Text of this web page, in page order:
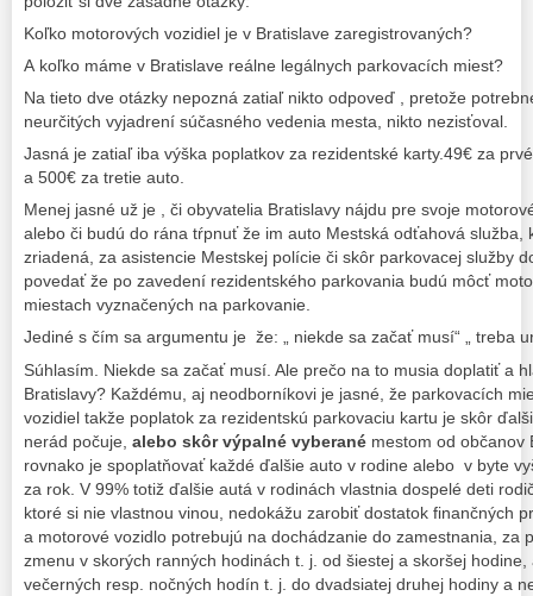
Koľko motorových vozidiel je v Bratislave zaregistrovaných?
A koľko máme v Bratislave reálne legálnych parkovacích miest?
Na tieto dve otázky nepozná zatiaľ nikto odpoveď , pretože
neurčitých vyjadrení súčasného vedenia mesta, nikto nezisťoval.
Jasná je zatiaľ iba výška poplatkov za rezidentské karty.49€ za
a 500€ za tretie auto.
Menej jasné už je , či obyvatelia Bratislavy nájdu pre svoje
alebo či budú do rána tŕpnuť že im auto Mestská odťahová služba,
zriadená, za asistencie Mestskej polície či skôr parkovacej služby
povedať že po zavedení rezidentského parkovania budú môcť
miestach vyznačených na parkovanie.
Jediné s čím sa argumentu je že: „ niekde sa začať musí“ „ treba
Súhlasím. Niekde sa začať musí. Ale prečo na to musia doplatiť a
Bratislavy? Každému, aj neodborníkovi je jasné, že parkovacích
vozidiel takže poplatok za rezidentskú parkovaciu kartu je skôr
nerád počuje, alebo skôr výpalné vyberané mestom od občanov
rovnako je spoplatňovať každé ďalšie auto v rodine alebo v byte
za rok. V 99% totiž ďalšie autá v rodinách vlastnia dospelé deti
ktoré si nie vlastnou vinou, nedokážu zarobiť dostatok finančných
a motorové vozidlo potrebujú na dochádzanie do zamestnania, za
zmenu v skorých ranných hodinách t. j. od šiestej a skoršej
večerných resp. nočných hodín t. j. do dvadsiatej druhej hodiny a